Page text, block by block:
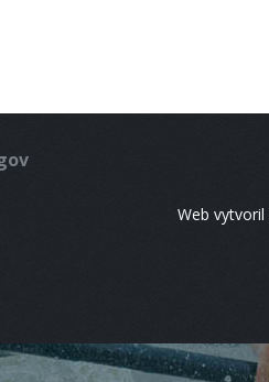
Web vytvoril